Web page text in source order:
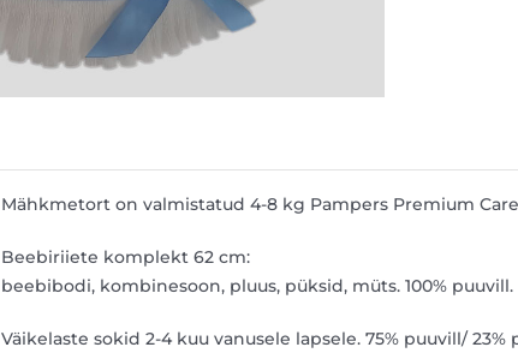
Mähkmetort on valmistatud 4-8 kg Pampers Premium
Beebiriiete komplekt 62 cm:
beebibodi, kombinesoon, pluus, püksid, müts. 100% puuvill.
Väikelaste sokid 2-4 kuu vanusele lapsele. 75% puuvill/ 23%